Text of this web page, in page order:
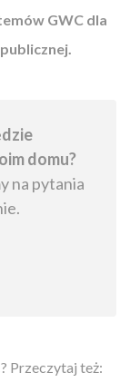
GWC dla
domu?
na pytania
Przeczytaj też: